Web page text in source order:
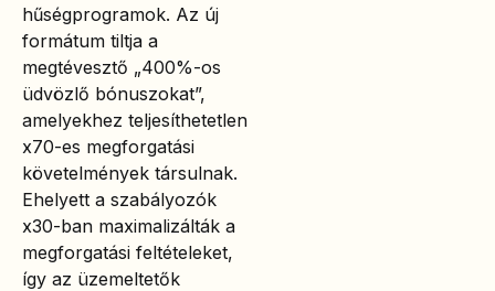
hűségprogramok. Az új
formátum tiltja a
megtévesztő „400%-os
üdvözlő bónuszokat”,
amelyekhez teljesíthetetlen
x70-es megforgatási
követelmények társulnak.
Ehelyett a szabályozók
x30-ban maximalizálták a
megforgatási feltételeket,
így az üzemeltetők